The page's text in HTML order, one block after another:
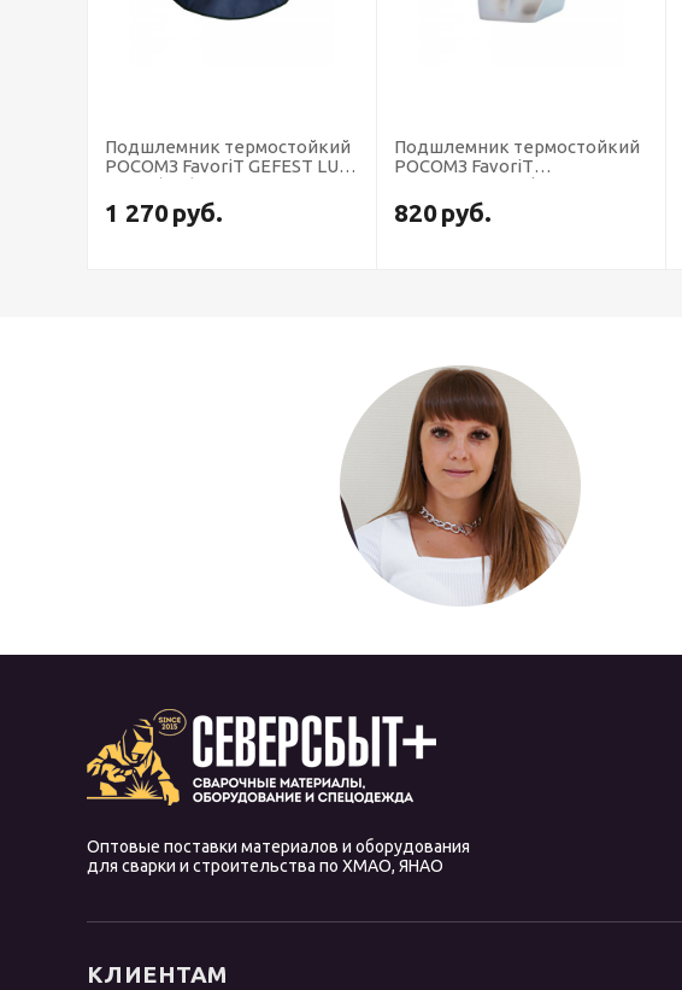
Подшлемник термостойкий
РОСОМЗ FavoriT GEFEST LUX,
00934 (х70)
1 270руб.
Подшлемник термостойкий
РОСОМЗ FavoriT
CRYSTALINE® Silver, 00938
(х30)
820руб.
Оптовые поставки материалов и оборудования
для сварки и строительства по ХМАО, ЯНАО
КЛИЕНТАМ